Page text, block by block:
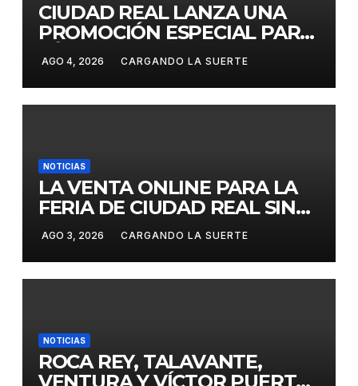
CIUDAD REAL LANZA UNA
PROMOCIÓN ESPECIAL PARA
JÓVENES MENORES DE 25
AÑOS EN LAS DOS GRANDES
CITAS DEL ABONO
AGO 4, 2026 CARGANDO LA SUERTE
NOTICIAS
LA VENTA ONLINE PARA LA
FERIA DE CIUDAD REAL SIN
GASTOS DE GESTION HASTA
EL DOMINGO
AGO 3, 2026 CARGANDO LA SUERTE
NOTICIAS
ROCA REY, TALAVANTE,